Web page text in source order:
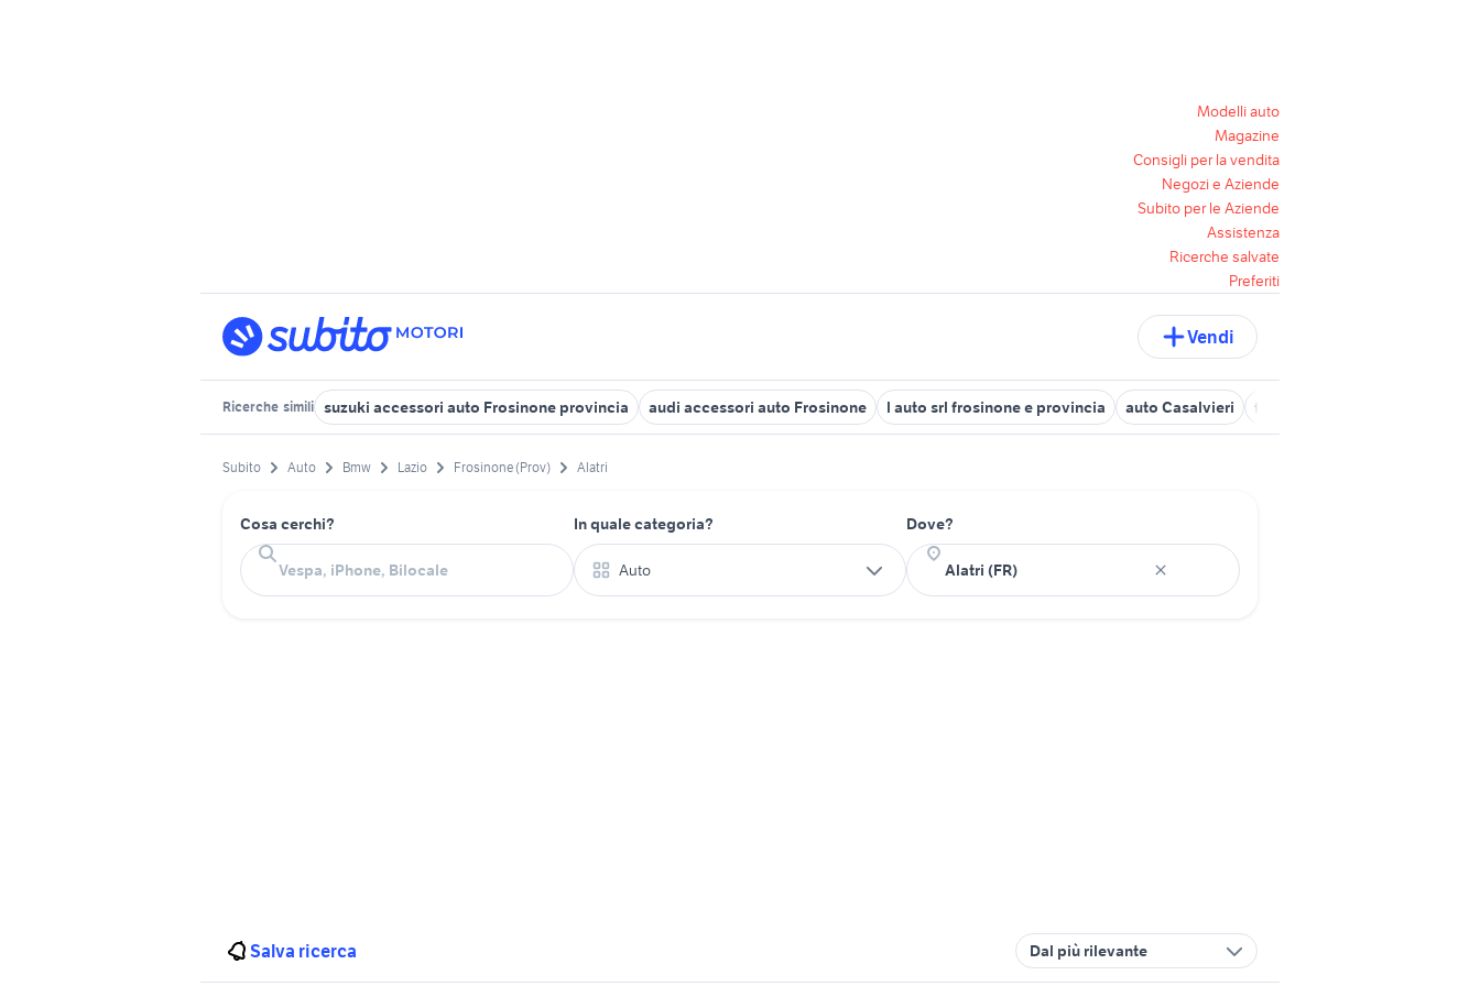
Modelli auto
Magazine
Consigli per la vendita
Negozi e Aziende
Subito per le Aziende
Assistenza
Ricerche salvate
Preferiti
Vendi
Ricerche simili suzuki accessori auto Frosinone provincia audi accessori auto Frosinone l auto srl frosinone e provincia auto Casalvieri ford focus a frosinone e
Subito Auto Bmw Lazio Frosinone (Prov) Alatri
Cosa cerchi? In quale categoria?
Auto
Dove?
Salva ricerca Dal più rilevante